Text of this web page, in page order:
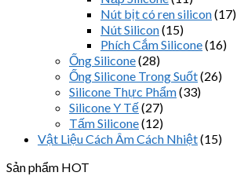
Nút bịt có ren silicon(17)
Nút Silicon(15)
Phích Cắm Silicone(16)
Ống Silicone(28)
Ống Silicone Trong Suốt(26)
Silicone Thực Phẩm(33)
Silicone Y Tế(27)
Tấm Silicone(12)
Vật Liệu Cách Âm Cách Nhiệt(15)
Sản phẩm HOT